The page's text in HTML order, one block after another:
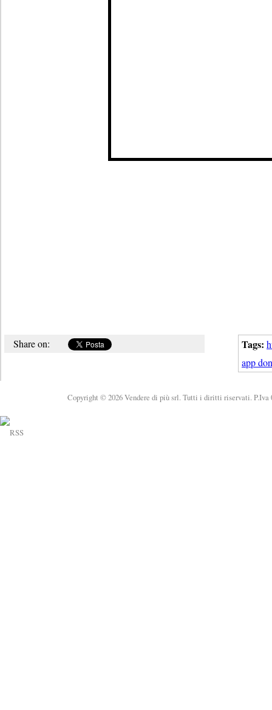
Tags:
app
Share on:
Copyright © 2026 Vendere di più srl. Tutti i diritti riservati. P.Iva